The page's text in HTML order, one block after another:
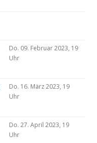
Do. 09. Februar 2023, 19
Uhr
Do. 16. März 2023, 19
Uhr
Do. 27. April 2023, 19
Uhr